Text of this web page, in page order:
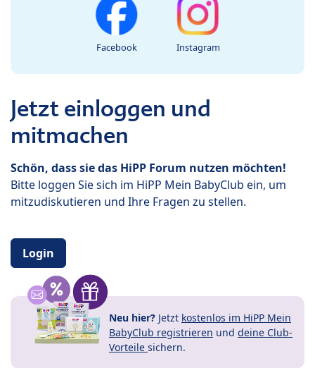
Facebook Instagram
Jetzt einloggen und
mitmachen
Schön, dass sie das HiPP Forum nutzen möchten!
Bitte loggen Sie sich im HiPP Mein BabyClub ein, um
mitzudiskutieren und Ihre Fragen zu stellen.
Login
Neu hier? Jetzt kostenlos im HiPP Mein
BabyClub registrieren und deine Club-
Vorteile sichern.